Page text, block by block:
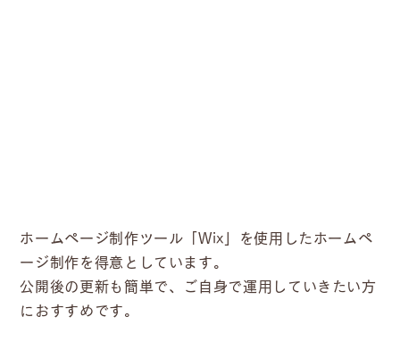
ホームページ制作ツール「Wix」を使用したホームペ
ージ制作を得意としています。
公開後の更新も簡単で、ご自身で運用していきたい方
におすすめです。